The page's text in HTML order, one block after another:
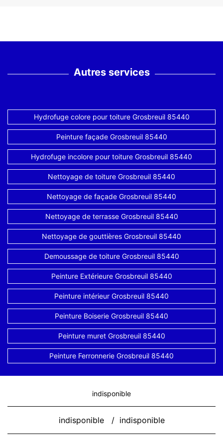
Autres services
Hydrofuge colore pour toiture Grosbreuil 85440
Peinture façade Grosbreuil 85440
Hydrofuge incolore pour toiture Grosbreuil 85440
Nettoyage de toiture Grosbreuil 85440
Nettoyage de façade Grosbreuil 85440
Nettoyage de terrasse Grosbreuil 85440
Nettoyage de gouttières Grosbreuil 85440
Demoussage de toiture Grosbreuil 85440
Peinture Extérieure Grosbreuil 85440
Peinture intérieur Grosbreuil 85440
Peinture Boiserie Grosbreuil 85440
Peinture muret Grosbreuil 85440
Peinture Ferronnerie Grosbreuil 85440
indisponible
indisponible / indisponible